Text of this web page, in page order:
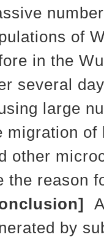
of
in the
several
large
migration of
other
the reason
by